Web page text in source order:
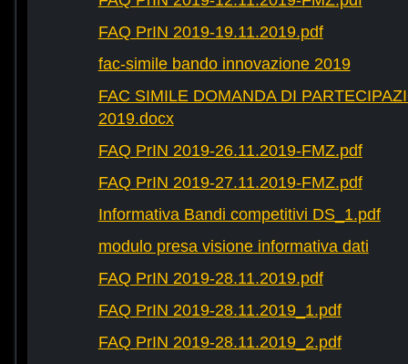
FAQ PrIN 2019-19.11.2019.pdf
fac-simile bando innovazione 2019
FAC SIMILE DOMANDA DI
2019.docx
FAQ PrIN 2019-26.11.2019-FMZ.pdf
FAQ PrIN 2019-27.11.2019-FMZ.pdf
Informativa Bandi competitivi DS_1.pdf
modulo presa visione informativa dati
FAQ PrIN 2019-28.11.2019.pdf
FAQ PrIN 2019-28.11.2019_1.pdf
FAQ PrIN 2019-28.11.2019_2.pdf